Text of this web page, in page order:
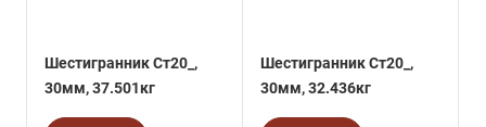
Шестигранник Ст20_,
30мм, 37.501кг
Шестигранник Ст20_,
30мм, 32.436кг